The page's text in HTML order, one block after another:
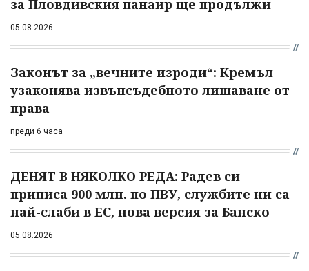
за Пловдивския панаир ще продължи
05.08.2026
Законът за „вечните изроди“: Кремъл
узаконява извънсъдебното лишаване от
права
преди 6 часа
ДЕНЯТ В НЯКОЛКО РЕДА: Радев си
приписа 900 млн. по ПВУ, службите ни са
най-слаби в ЕС, нова версия за Банско
05.08.2026